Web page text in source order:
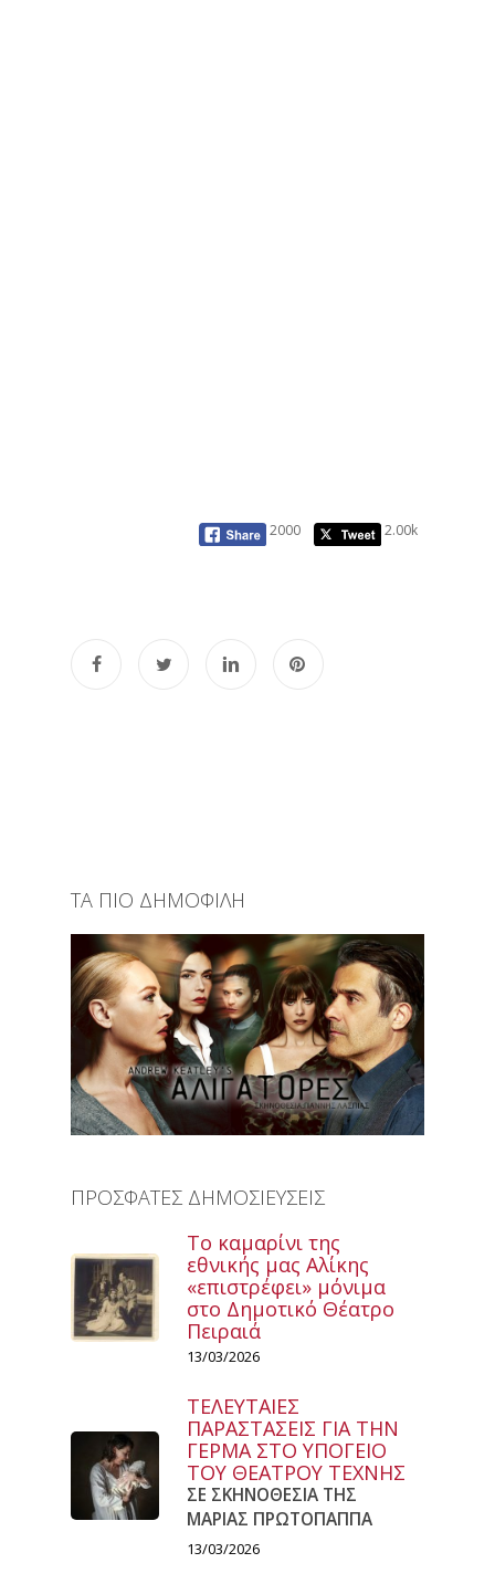
2000 2.00k
ΤΑ ΠΙΟ ΔΗΜΟΦΙΛΗ
ΠΡΟΣΦΑΤΕΣ ΔΗΜΟΣΙΕΥΣΕΙΣ
Το καμαρίνι της
εθνικής μας Αλίκης
«επιστρέφει» μόνιμα
στο Δημοτικό Θέατρο
Πειραιά
13/03/2026
ΤΕΛΕΥΤΑΙΕΣ
ΠΑΡΑΣΤΑΣΕΙΣ ΓΙΑ ΤΗΝ
ΓΕΡΜΑ ΣΤΟ ΥΠΟΓΕΙΟ
ΤΟΥ ΘΕΑΤΡΟΥ ΤΕΧΝΗΣ
ΣΕ ΣΚΗΝΟΘΕΣΙΑ ΤΗΣ
ΜΑΡΙΑΣ ΠΡΩΤΟΠΑΠΠΑ
13/03/2026